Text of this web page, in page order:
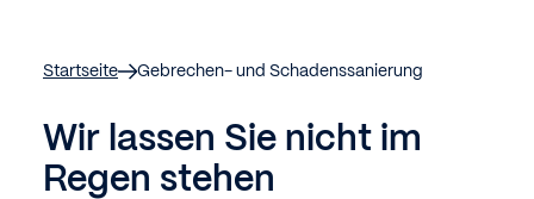
Startseite Gebrechen- und Schadenssanierung
Wir lassen Sie nicht im
Regen stehen